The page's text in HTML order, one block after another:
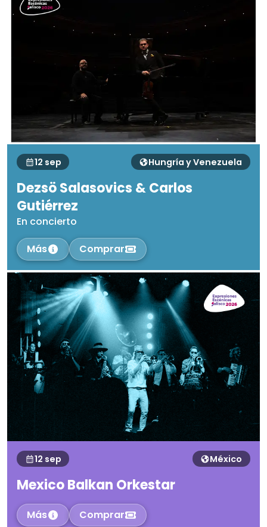
12 sep Hungría y Venezuela
Dezsö Salasovics & Carlos
Gutiérrez
En concierto
Más
Comprar
12 sep México
Mexico Balkan Orkestar
Más Comprar